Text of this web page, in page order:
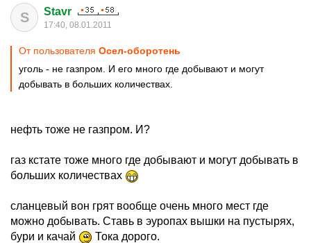
S Stavr
17:40, 08.01.2011
От пользователя Осел-оборотень
уголь - не газпром. И его много где добывают и могут
добывать в больших количествах.
нефть тоже не газпром. И?
газ кстате тоже много где добывают и могут добывать в
больших количествах
сланцевый вон грят вообще очень много мест где
можно добывать. Ставь в эуропах вышки на пустырях,
бури и качай
Тока дорого.